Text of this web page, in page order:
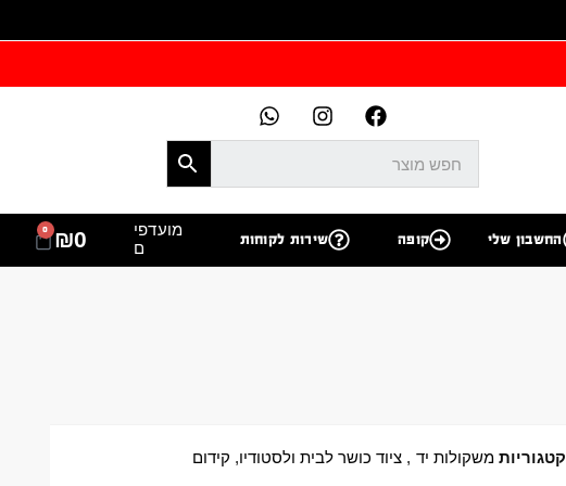
החשבון שלי קופה שירות לקוחות
מועדפי
ם
₪0
0
קטגוריות משקולות יד , ציוד כושר לבית ולסטודיו, קידום